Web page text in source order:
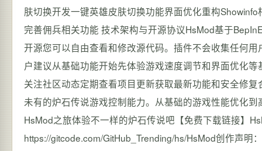
肤切换开发一键英雄皮肤切换功能界面优化重构
完善佣兵相关功能 技术架构与开源协议HsMod基于
开源您可以自由查看和修改源代码。插件不会收集任何
户建议从基础功能开始先体验游戏速度调节和界面优化
关注社区动态定期查看项目更新获取最新功能和安全修
未有的炉石传说游戏控制能力。从基础的游戏性能优化
HsMod之旅体验不一样的炉石传说吧【免费下载链接】
https://gitcode.com/GitHub_Trending/hs/HsMod创作声